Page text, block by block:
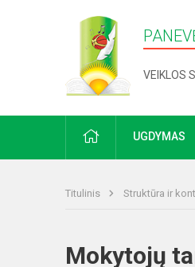
VEIKLOS
PRADŽIAUGDYMAS
Titulinis Struktūra ir
Mokytojų